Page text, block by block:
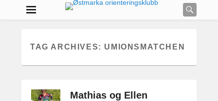
TAG ARCHIVES: UMIONSMATCHEN
Mathias og Ellen